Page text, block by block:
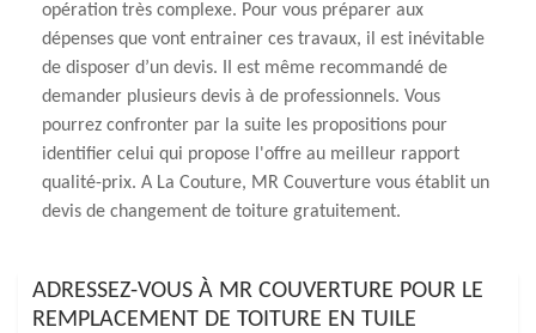
opération très complexe. Pour vous préparer aux
dépenses que vont entrainer ces travaux, il est inévitable
de disposer d’un devis. II est même recommandé de
demander plusieurs devis à de professionnels. Vous
pourrez confronter par la suite les propositions pour
identifier celui qui propose l'offre au meilleur rapport
qualité-prix. A La Couture, MR Couverture vous établit un
devis de changement de toiture gratuitement.
ADRESSEZ-VOUS À MR COUVERTURE POUR LE
REMPLACEMENT DE TOITURE EN TUILE